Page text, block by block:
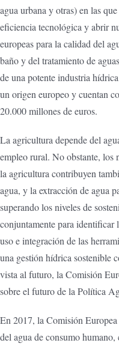
agua urbana y otras) en las
eficiencia tecnológica y abrir
europeas para la calidad del
baño y del tratamiento de
de una potente industria
un origen europeo y cuentan
20.000 millones de euros.
La agricultura depende del
empleo rural. No obstante, los
la agricultura contribuyen
agua, y la extracción de agua
superando los niveles de
conjuntamente para identificar
uso e integración de las
una gestión hídrica sostenible
vista al futuro, la Comisión
sobre el futuro de la Política
En 2017, la Comisión
del agua de consumo